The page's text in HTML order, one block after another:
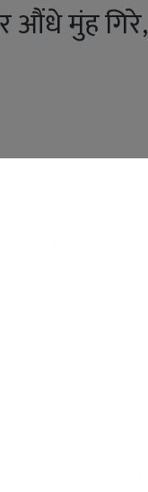
औंधे मुंह गिरे,
में भारी गिरावट आई।
खुलने के बाद सुबह 10 बजे के
अडाणी एंटरप्राइजेज,
निशान में हैं। निवेशकों के
के शेयरों में 5-6
पावर 4.9 प्रतिशत गिरकर
Stock Market में लिस्टेड
रिपोर्ट पब्लिश होने के